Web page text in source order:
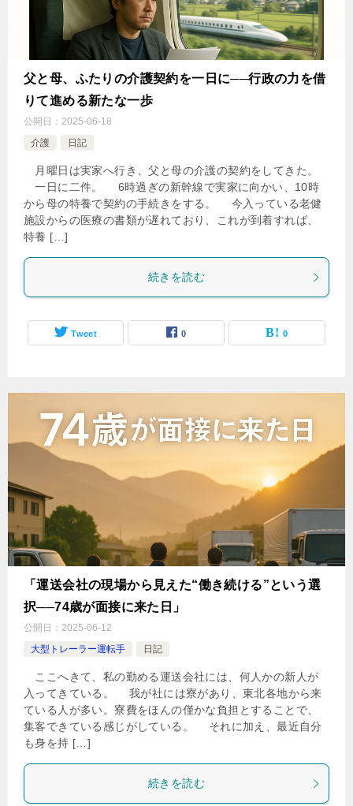
父と母、ふたりの介護契約を一日に──行政の力を借
りて進める新たな一歩
公開日： 2025-06-18
介護
日記
月曜日は実家へ行き、父と母の介護の契約をしてきた。
一日に二件。 6時過ぎの新幹線で実家に向かい、10時
から母の特養で契約の手続きをする。 今入っている老健
施設からの医療の書類が遅れており、これが到着すれば、
特養 […]
続きを読む
Tweet 0 0
「運送会社の現場から見えた“働き続ける”という選
択──74歳が面接に来た日」
公開日： 2025-06-12
大型トレーラー運転手
日記
ここへきて、私の勤める運送会社には、何人かの新人が
入ってきている。 我が社には寮があり、東北各地から来
ている人が多い。寮費をほんの僅かな負担とすることで、
集客できている感じがしている。 それに加え、最近自分
も身を持 […]
続きを読む